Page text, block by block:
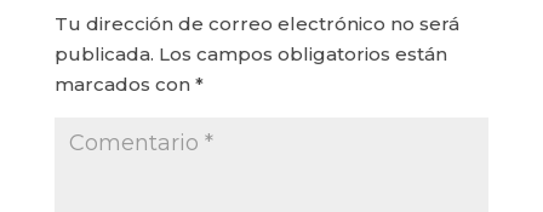
Tu dirección de correo electrónico no será
publicada. Los campos obligatorios están
marcados con *